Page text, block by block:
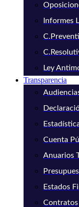
Informes
Ley
Transparencia
Cuenta
Anuarios
Estados
Contratos